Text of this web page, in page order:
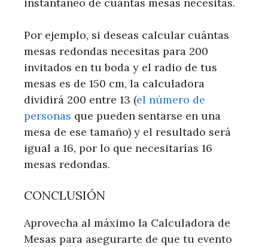
instantáneo de cuántas mesas necesitas.
Por ejemplo, si deseas calcular cuántas
mesas redondas necesitas para 200
invitados en tu boda y el radio de tus
mesas es de 150 cm, la calculadora
dividirá 200 entre 13 (el número de
personas que pueden sentarse en una
mesa de ese tamaño) y el resultado será
igual a 16, por lo que necesitarías 16
mesas redondas.
CONCLUSIÓN
Aprovecha al máximo la Calculadora de
Mesas para asegurarte de que tu evento